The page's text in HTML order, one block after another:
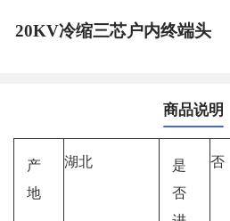
20KV冷缩三芯户内终端头
商品说明
产
地
湖北
是
否
否